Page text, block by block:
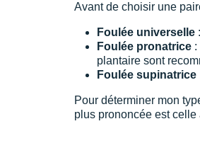
Avant de choisir une
Foulée universelle
Foulée pronatrice :
plantaire sont
Foulée supinatrice
Pour déterminer mon
plus prononcée est